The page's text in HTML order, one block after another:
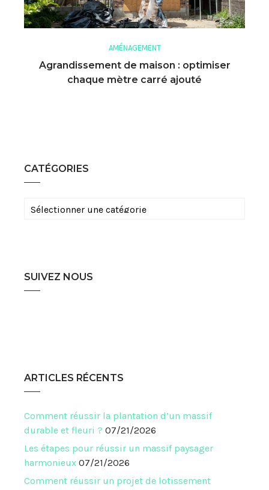
AMÉNAGEMENT
Agrandissement de maison : optimiser
chaque mètre carré ajouté
CATÉGORIES
Catégories
SUIVEZ NOUS
ARTICLES RÉCENTS
Comment réussir la plantation d’un massif
durable et fleuri ? 07/21/2026
Les étapes pour réussir un massif paysager
harmonieux 07/21/2026
Comment réussir un projet de lotissement